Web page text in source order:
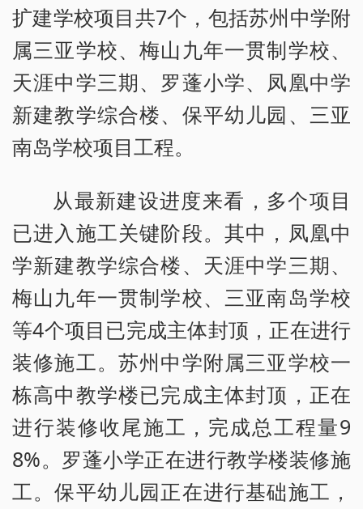
扩建学校项目共7个，包括苏州中学附
属三亚学校、梅山九年一贯制学校、
天涯中学三期、罗蓬小学、凤凰中学
新建教学综合楼、保平幼儿园、三亚
南岛学校项目工程。
从最新建设进度来看，多个项目
已进入施工关键阶段。其中，凤凰中
学新建教学综合楼、天涯中学三期、
梅山九年一贯制学校、三亚南岛学校
等4个项目已完成主体封顶，正在进行
装修施工。苏州中学附属三亚学校一
栋高中教学楼已完成主体封顶，正在
进行装修收尾施工，完成总工程量9
8%。罗蓬小学正在进行教学楼装修施
工。保平幼儿园正在进行基础施工，